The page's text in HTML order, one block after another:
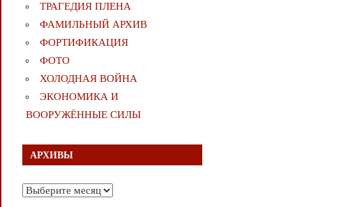
ТРАГЕДИЯ ПЛЕНА
ФАМИЛЬНЫЙ АРХИВ
ФОРТИФИКАЦИЯ
ФОТО
ХОЛОДНАЯ ВОЙНА
ЭКОНОМИКА И
ВООРУЖЁННЫЕ СИЛЫ
АРХИВЫ
Архивы